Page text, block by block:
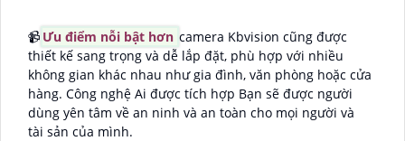
📹 Ưu điểm nỗi bật hơn camera Kbvision cũng được
thiết kế sang trọng và dễ lắp đặt, phù hợp với nhiều
không gian khác nhau như gia đình, văn phòng hoặc cửa
hàng. Công nghệ Ai được tích hợp Bạn sẽ được người
dùng yên tâm về an ninh và an toàn cho mọi người và
tài sản của mình.